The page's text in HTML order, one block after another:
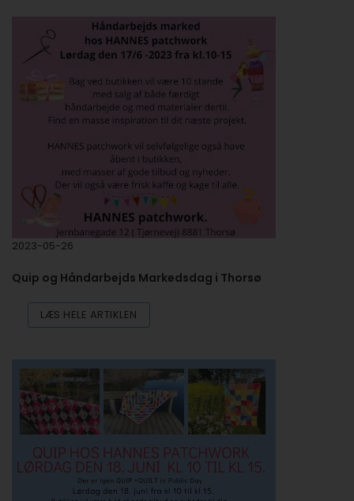
2023-05-26
Quip og Håndarbejds Markedsdag i Thorsø
LÆS HELE ARTIKLEN